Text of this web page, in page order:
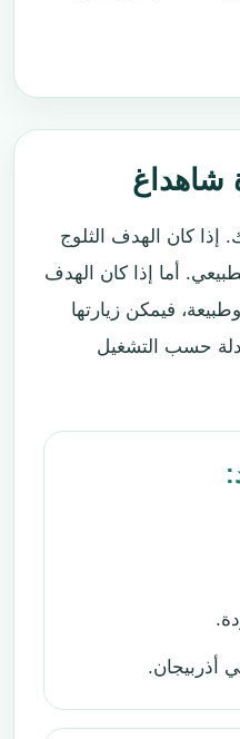
شاهداغ
كان الهدف الثلوج
أما إذا كان الهدف
فيمكن زيارتها
حسب التشغيل
أذربيجان.